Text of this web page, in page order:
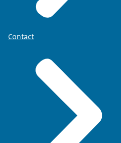
Contact